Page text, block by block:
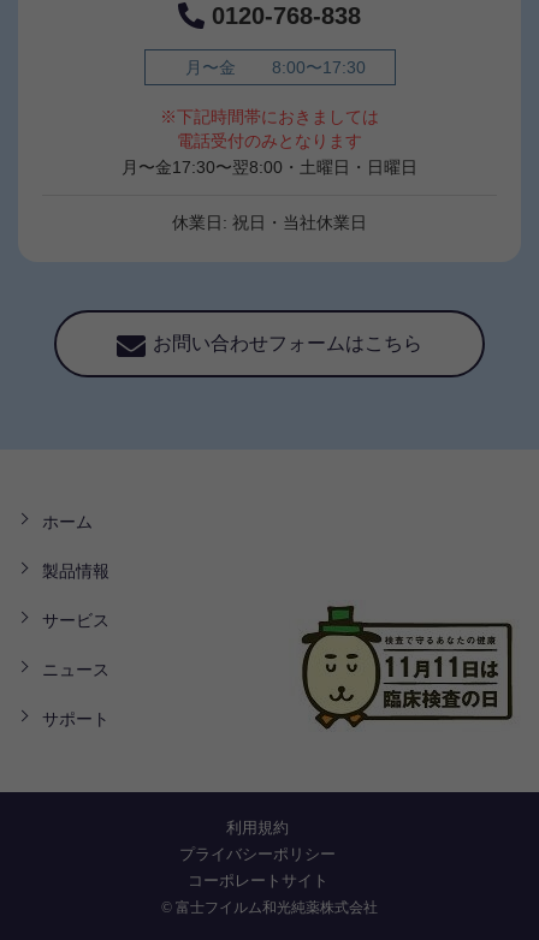
0120-768-838
月〜金 8:00〜17:30
※下記時間帯におきましては
電話受付のみとなります
月〜金17:30〜翌8:00・土曜日・日曜日
休業日: 祝日・当社休業日
お問い合わせフォームはこちら
ホーム
製品情報
サービス
ニュース
サポート
利用規約
プライバシーポリシー
コーポレートサイト
© 富士フイルム和光純薬株式会社